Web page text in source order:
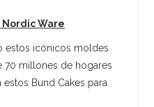
Ware
estos icónicos moldes
70 millones de hogares
Bund Cakes para